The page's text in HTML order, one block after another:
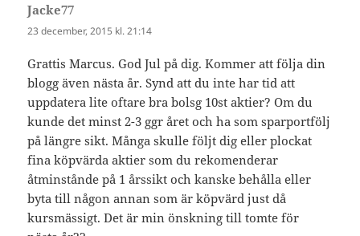
Jacke77
23 december, 2015 kl. 21:14
Grattis Marcus. God Jul på dig. Kommer att följa din
blogg även nästa år. Synd att du inte har tid att
uppdatera lite oftare bra bolsg 10st aktier? Om du
kunde det minst 2-3 ggr året och ha som sparportfölj
på längre sikt. Många skulle följt dig eller plockat
fina köpvärda aktier som du rekomenderar
åtminstånde på 1 årssikt och kanske behålla eller
byta till någon annan som är köpvärd just då
kursmässigt. Det är min önskning till tomte för